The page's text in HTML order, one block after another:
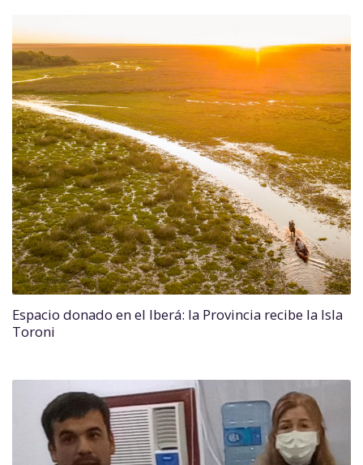
Espacio donado en el Iberá: la Provincia recibe la Isla
Toroni